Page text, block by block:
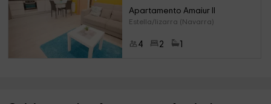
Apartamento Amaiur II
Estella/lizarra (Navarra)
4 2